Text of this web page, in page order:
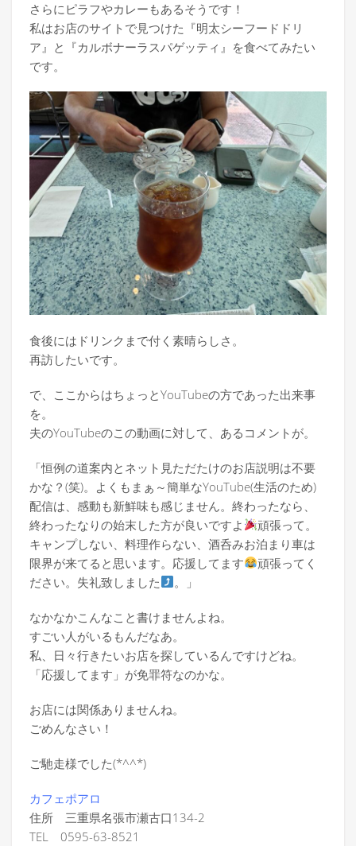
さらにピラフやカレーもあるそうです！
私はお店のサイトで見つけた『明太シーフードドリ
ア』と『カルボナーラスパゲッティ』を食べてみたい
です。
食後にはドリンクまで付く素晴らしさ。
再訪したいです。
で、ここからはちょっとYouTubeの方であった出来事
を。
夫のYouTubeのこの動画に対して、あるコメントが。
「恒例の道案内とネット見ただたけのお店説明は不要
かな？(笑)。よくもまぁ～簡単なYouTube(生活のため)
配信は、感動も新鮮味も感じません。終わったなら、
終わったなりの始末した方が良いですよ
頑張って。
キャンプしない、料理作らない、酒呑みお泊まり車は
限界が来てると思います。応援してます
頑張ってく
ださい。失礼致しました
。」
なかなかこんなこと書けませんよね。
すごい人がいるもんだなあ。
私、日々行きたいお店を探しているんですけどね。
「応援してます」が免罪符なのかな。
お店には関係ありませんね。
ごめんなさい！
ご馳走様でした(*^^*)
カフェポアロ
住所 三重県名張市瀬古口134-2
TEL 0595-63-8521